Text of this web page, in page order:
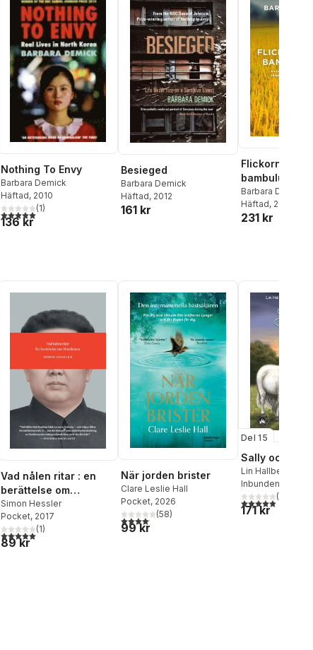
Nothing To Envy
Barbara Demick
Häftad, 2010
5,0utav 5 stjärnor. Totalt antal röster:
(1)
136 kr
Besieged
Barbara Demick
Häftad, 2012
161 kr
Flickorna från
bambulunden
sann
kidnappning,
och tvillingar
Barbara Demick
Häftad, 2027
231 kr
Vad nålen ritar : en
berättelse om
Nordkorea
Simon Hessler
Pocket, 2017
5,0utav 5 stjärnor. Totalt antal röster:
(1)
89 kr
När jorden brister
Clare Leslie Hall
Pocket, 2026
4,1utav 5 stjärnor. Totalt antal röster:
(58)
99 kr
Del 15
Sally och
Lin Hallberg
Inbunden
4,9utav 5(
171 kr